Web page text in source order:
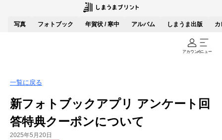
写真 フォトブック 年賀状 / 寒中 アルバム しまうま出版 カ
アカウントメニュー
一覧に戻る
新フォトブックアプリ アンケート回
答特典クーポンについて
2025年5月20日